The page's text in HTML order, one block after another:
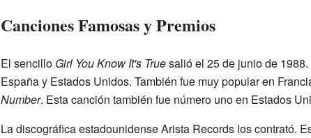
Canciones Famosas y Premios
El sencillo Girl You Know It's Truesalió el 25 de junio de 1988.
España y Estados Unidos. También fue muy popular en
Number. Esta canción también fue número uno en Estados
La discográfica estadounidense Arista Records los contrató.